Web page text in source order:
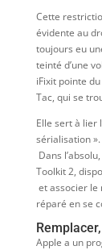
Cette
évidente au
toujours eu
teinté d’une
iFixit pointe
Tac, qui se
Elle sert à lier
sérialisation ».
Dans
Toolkit 2,
et associer le
réparé en se
Apple a un